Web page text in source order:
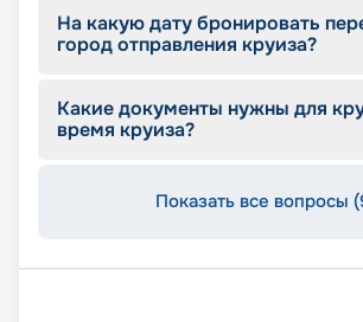
На какую дату бронировать
город отправления круиза?
Какие документы нужны для
время круиза?
Показать все вопросы